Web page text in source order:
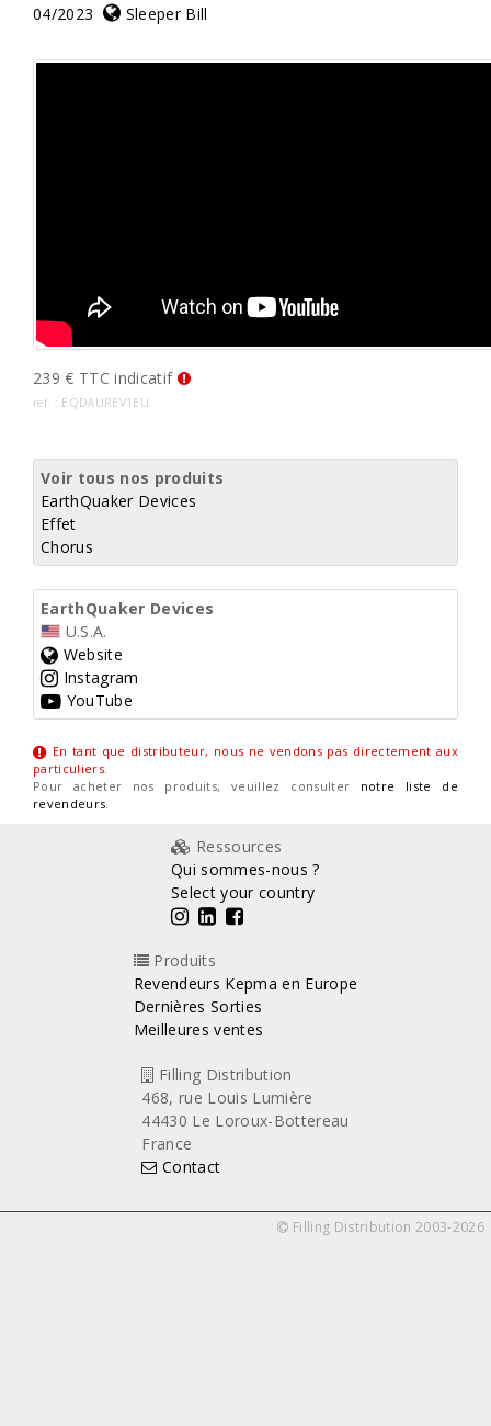
04/2023
Sleeper Bill
239 € TTC indicatif
ref. : EQDAUREV1EU
Voir tous nos produits
EarthQuaker Devices
Effet
Chorus
EarthQuaker Devices
U.S.A.
Website
Instagram
YouTube
En tant que distributeur, nous ne vendons pas directement aux
particuliers.
Pour acheter nos produits, veuillez consulter notre liste de
revendeurs.
Ressources
Qui sommes-nous ?
Select your country
Produits
Revendeurs Kepma en Europe
Dernières Sorties
Meilleures ventes
Filling Distribution
468, rue Louis Lumière
44430 Le Loroux-Bottereau
France
Contact
Filling Distribution 2003-2026